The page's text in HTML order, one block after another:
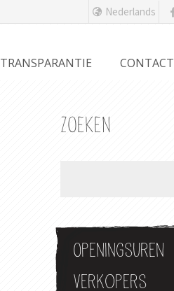
Nederlands
TRANSPARANTIE CONTACT
ZOEKEN
Openingsuren
Verkopers